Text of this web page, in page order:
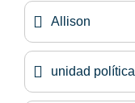
Allison
unidad política